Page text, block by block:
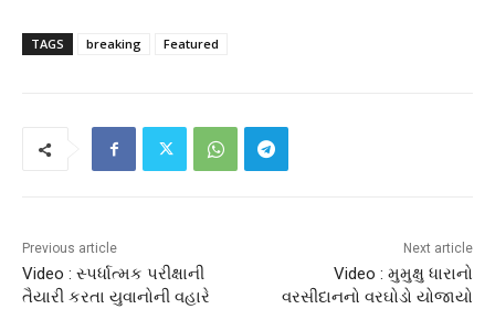
TAGS breaking Featured
Previous article
Video : સ્પર્ધાત્મક પરીક્ષાની
તૈયારી કરતા યુવાનોની વહારે
Next article
Video : મુમુક્ષુ ધારાનો
વરસીદાનનો વરઘોડો યોજાયો